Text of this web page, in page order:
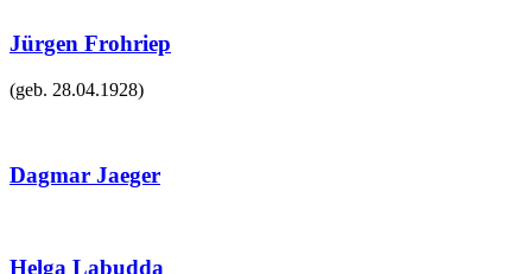
Jürgen Frohriep
(geb. 28.04.1928)
Dagmar Jaeger
Helga Labudda